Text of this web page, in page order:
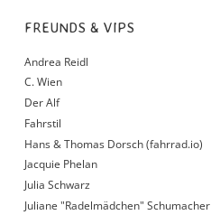
FREUNDS & VIPS
Andrea Reidl
C. Wien
Der Alf
Fahrstil
Hans & Thomas Dorsch (fahrrad.io)
Jacquie Phelan
Julia Schwarz
Juliane "Radelmädchen" Schumacher